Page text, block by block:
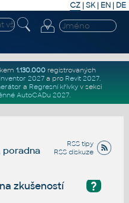
CZ | SK| EN | DE
1.130.000registrovaných
Inventor 2027a pro Revit 2027.
a Regresní křivkyv sekci
AutoCADu 2027.
RSS tipy
RSS diskuze
poradna
?
zkušeností